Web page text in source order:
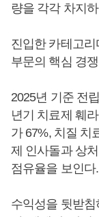
량을 각각 차지
진입한 카테고
부문의 핵심 경
2025년 기준 전
년기 치료제 훼
가 67%, 치질 치
제 인사돌과 상
점유율을 보인다.
수익성을 뒷받